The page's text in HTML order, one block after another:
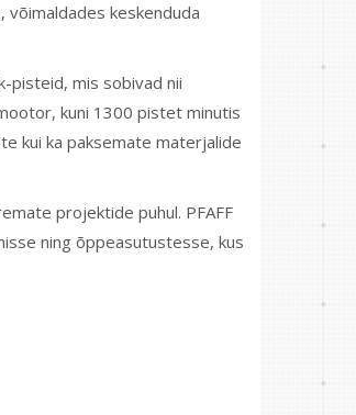
võimaldades keskenduda
pisteid, mis sobivad nii
kuni 1300 pistet minutis
kui ka paksemate materjalide
projektide puhul. PFAFF
ning õppeasutustesse, kus